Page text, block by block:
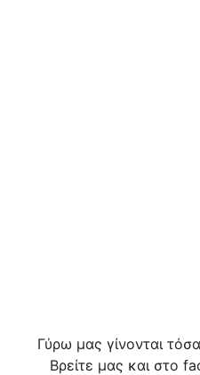
Γύρω μας γίνονται
Βρείτε μας και στο